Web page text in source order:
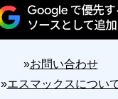
»お問い合わせ
»エスマックスについ